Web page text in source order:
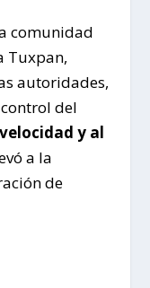
comunidad
Tuxpan,
autoridades,
del
y al
a la
de